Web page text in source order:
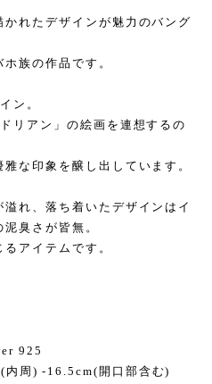
れたデザインが魅力のバング
族の作品です。
ン。
リアン」の絵画を連想するの
な印象を醸し出しています。
れ、落ち着いたデザインはイ
臭さが皆無。
アイテムです。
925
周) -16.5cm(開口部含む)